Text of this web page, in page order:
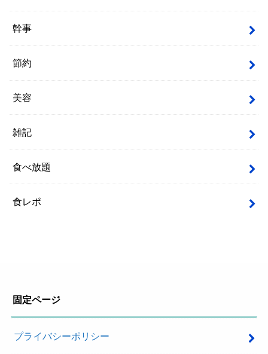
幹事
節約
美容
雑記
食べ放題
食レポ
固定ページ
プライバシーポリシー